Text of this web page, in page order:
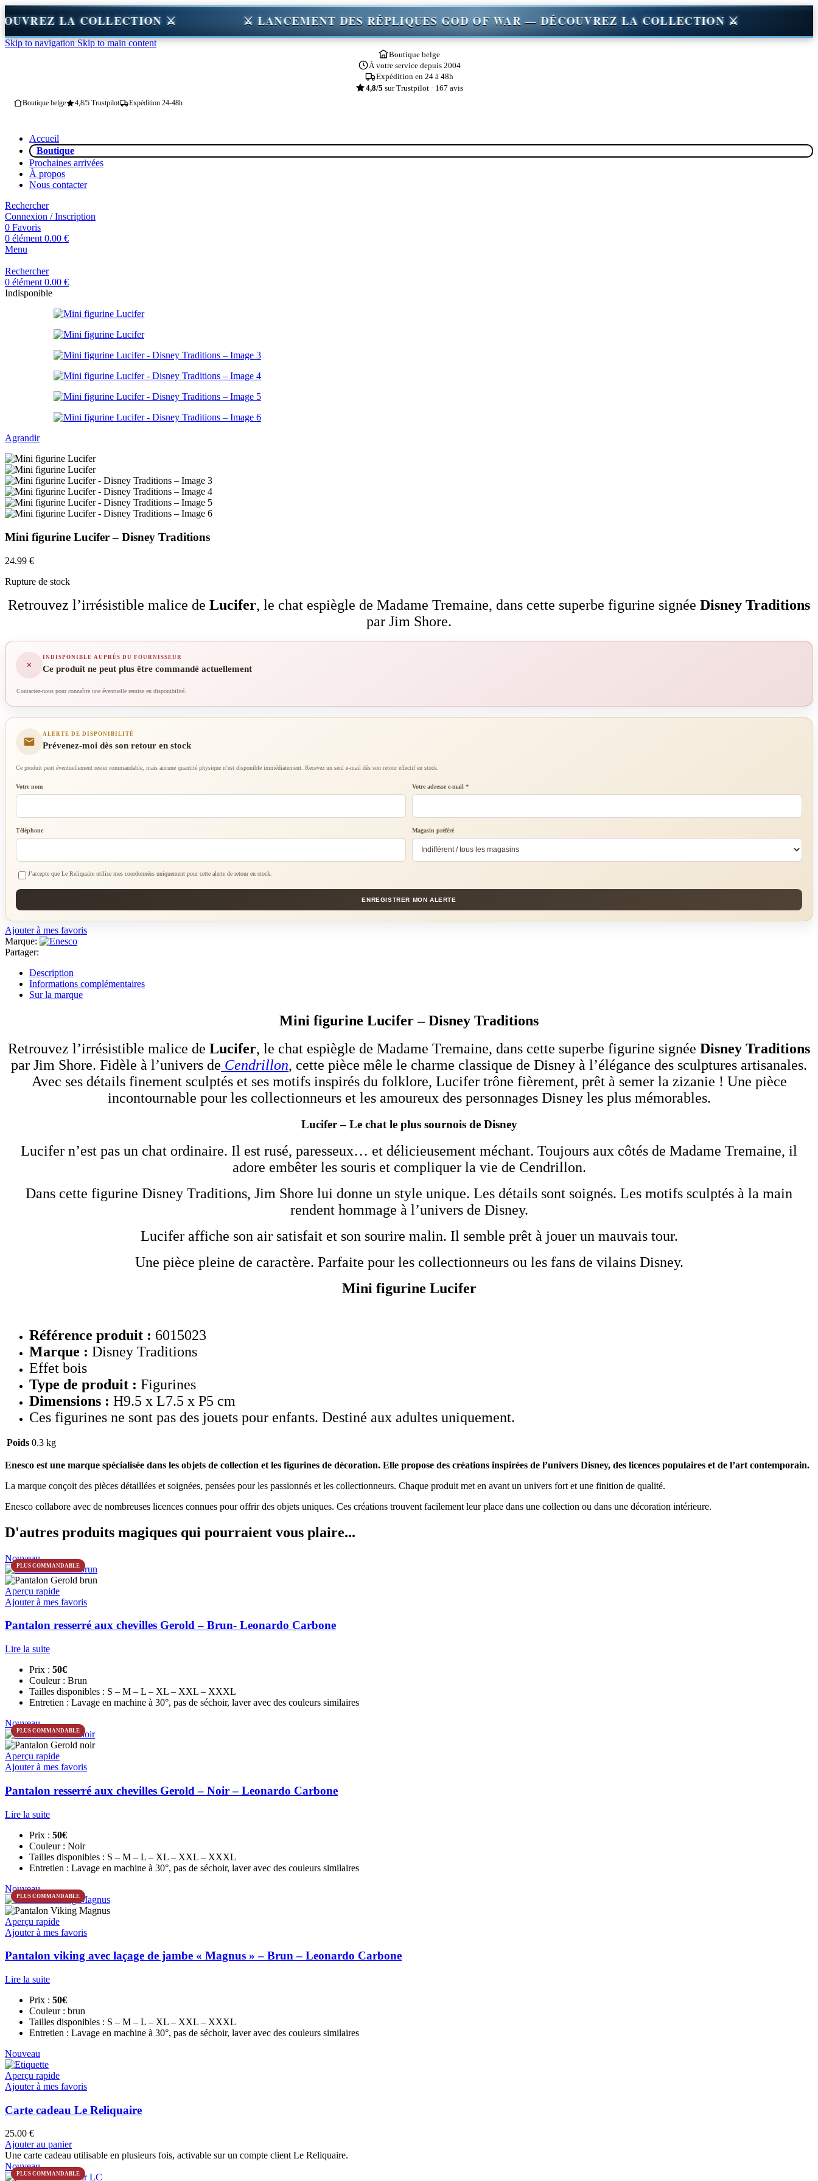
— DÉCOUVREZ LA COLLECTION ⚔ ⚔ LANCEMENT DES RÉPLIQUES GOD OF WAR — DÉCOUVREZ LA COLLECTION ⚔
Skip to navigationSkip to main content
Boutique belge
À votre service depuis 2004
Expédition en 24 à 48h
4,8/5 sur Trustpilot · 167 avis
Boutique belge 4,8/5 Trustpilot Expédition 24-48h
Accueil
Boutique
Prochaines arrivées
À propos
Nous contacter
Rechercher
Connexion / Inscription
0 Favoris
0 élément 0.00 €
Menu
Rechercher
0 élément 0.00 €
Indisponible
Agrandir
Mini figurine Lucifer – Disney Traditions
24.99 €
Rupture de stock
Retrouvez l’irrésistible malice de Lucifer, le chat espiègle de Madame Tremaine, dans cette superbe figurine signée Disney Traditions
par Jim Shore.
×
INDISPONIBLE AUPRÈS DU FOURNISSEUR
Ce produit ne peut plus être commandé actuellement
Contactez-nous pour connaître une éventuelle remise en disponibilité.
ALERTE DE DISPONIBILITÉ
Prévenez-moi dès son retour en stock
Ce produit peut éventuellement rester commandable, mais aucune quantité physique n’est disponible immédiatement. Recevez un seul e-mail dès son retour effectif en stock.
Votre nom Votre adresse e-mail *
Téléphone Magasin préféré
J’accepte que Le Reliquaire utilise mes coordonnées uniquement pour cette alerte de retour en stock.
ENREGISTRER MON ALERTE
Ajouter à mes favoris
Marque:
Partager:
Description
Informations complémentaires
Sur la marque
Mini figurine Lucifer – Disney Traditions
Retrouvez l’irrésistible malice de Lucifer, le chat espiègle de Madame Tremaine, dans cette superbe figurine signée Disney Traditions
par Jim Shore. Fidèle à l’univers de Cendrillon, cette pièce mêle le charme classique de Disney à l’élégance des sculptures artisanales.
Avec ses détails finement sculptés et ses motifs inspirés du folklore, Lucifer trône fièrement, prêt à semer la zizanie ! Une pièce
incontournable pour les collectionneurs et les amoureux des personnages Disney les plus mémorables.
Lucifer – Le chat le plus sournois de Disney
Lucifer n’est pas un chat ordinaire. Il est rusé, paresseux… et délicieusement méchant. Toujours aux côtés de Madame Tremaine, il
adore embêter les souris et compliquer la vie de Cendrillon.
Dans cette figurine Disney Traditions, Jim Shore lui donne un style unique. Les détails sont soignés. Les motifs sculptés à la main
rendent hommage à l’univers de Disney.
Lucifer affiche son air satisfait et son sourire malin. Il semble prêt à jouer un mauvais tour.
Une pièce pleine de caractère. Parfaite pour les collectionneurs ou les fans de vilains Disney.
Mini figurine Lucifer
Référence produit : 6015023
Marque : Disney Traditions
Effet bois
Type de produit : Figurines
Dimensions : H9.5 x L7.5 x P5 cm
Ces figurines ne sont pas des jouets pour enfants. Destiné aux adultes uniquement.
Poids 0.3 kg
Enesco est une marque spécialisée dans les objets de collection et les figurines de décoration. Elle propose des créations inspirées de l’univers Disney, des licences populaires et de l’art contemporain.
La marque conçoit des pièces détaillées et soignées, pensées pour les passionnés et les collectionneurs. Chaque produit met en avant un univers fort et une finition de qualité.
Enesco collabore avec de nombreuses licences connues pour offrir des objets uniques. Ces créations trouvent facilement leur place dans une collection ou dans une décoration intérieure.
D'autres produits magiques qui pourraient vous plaire...
PLUS COMMANDABLE
Nouveau
Aperçu rapide
Ajouter à mes favoris
Pantalon resserré aux chevilles Gerold – Brun- Leonardo Carbone
Lire la suite
Prix : 50€
Couleur : Brun
Tailles disponibles : S – M – L – XL – XXL – XXXL
Entretien : Lavage en machine à 30°, pas de séchoir, laver avec des couleurs similaires
PLUS COMMANDABLE
Nouveau
Aperçu rapide
Ajouter à mes favoris
Pantalon resserré aux chevilles Gerold – Noir – Leonardo Carbone
Lire la suite
Prix : 50€
Couleur : Noir
Tailles disponibles : S – M – L – XL – XXL – XXXL
Entretien : Lavage en machine à 30°, pas de séchoir, laver avec des couleurs similaires
PLUS COMMANDABLE
Nouveau
Aperçu rapide
Ajouter à mes favoris
Pantalon viking avec laçage de jambe « Magnus » – Brun – Leonardo Carbone
Lire la suite
Prix : 50€
Couleur : brun
Tailles disponibles : S – M – L – XL – XXL – XXXL
Entretien : Lavage en machine à 30°, pas de séchoir, laver avec des couleurs similaires
Nouveau
Aperçu rapide
Ajouter à mes favoris
Carte cadeau Le Reliquaire
25.00 €
Ajouter au panier
Une carte cadeau utilisable en plusieurs fois, activable sur un compte client Le Reliquaire.
PLUS COMMANDABLE
Nouveau